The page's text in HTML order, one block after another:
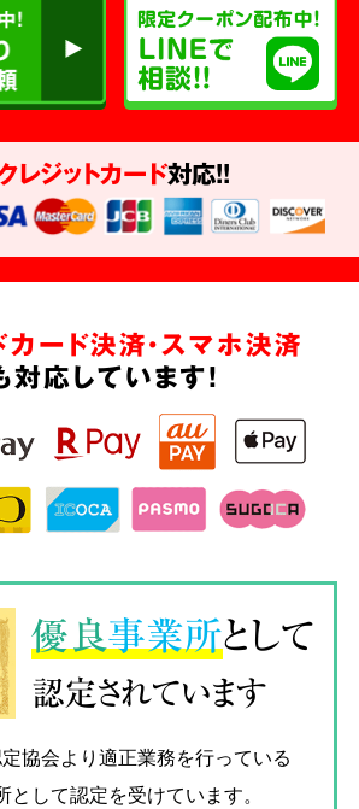
レジットカード対応!!
カード決済・スマホ決済
対応しています!
優良事業所として
認定されています
協会より適正業務を行っている
として認定を受けています。